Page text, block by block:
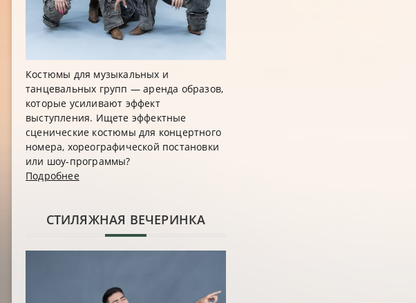
Костюмы для музыкальных и
танцевальных групп — аренда образов,
которые усиливают эффект
выступления. Ищете эффектные
сценические костюмы для концертного
номера, хореографической постановки
или шоу-программы?
Подробнее
CТИЛЯЖНАЯ ВЕЧЕРИНКА